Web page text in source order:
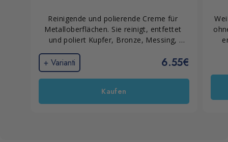
Reinigende und polierende Creme für
Metalloberflächen. Sie reinigt, entfettet
und poliert Kupfer, Bronze, Messing,
zu verkratzen oder Schlieren zu
hinterlassen. Säurefrei, geruchlos und
+ Varianti 6.55€
Kaufen